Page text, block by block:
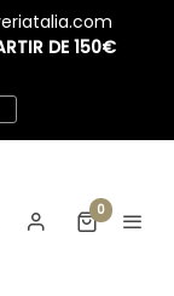
DE 150€
0